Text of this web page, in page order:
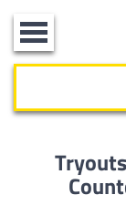
Toggle
navigation